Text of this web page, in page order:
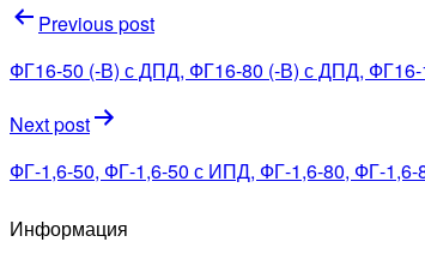
Навигация
по
записям
Previous post
ФГ16-50 (-В) с ДПД, ФГ16-80 (-В) с ДПД,
Next post
ФГ-1,6-50, ФГ-1,6-50 с ИПД, ФГ-1,6-80, ФГ-
Информация